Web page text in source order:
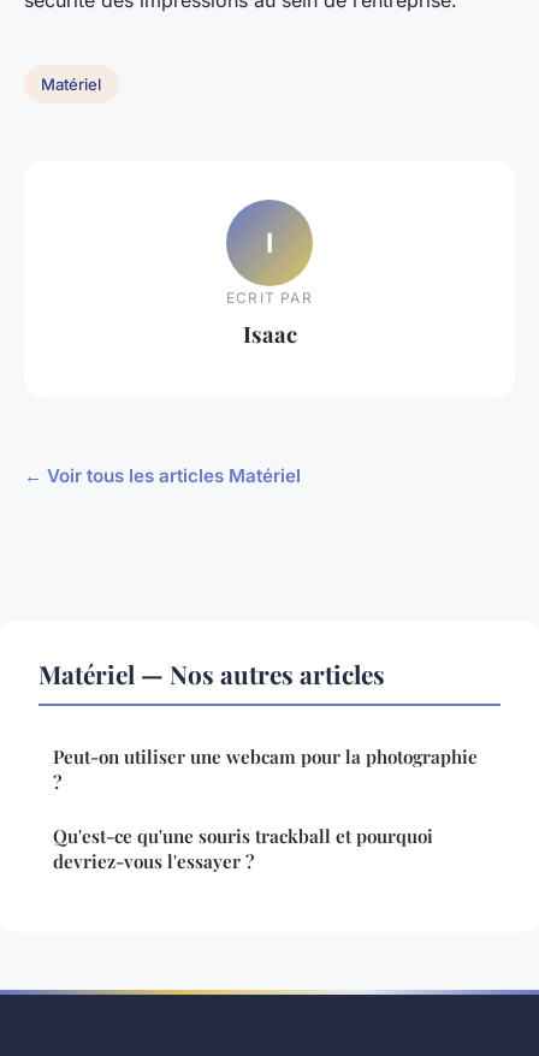
Matériel
I
ECRIT PAR
Isaac
← Voir tous les articles Matériel
Matériel — Nos autres articles
Peut-on utiliser une webcam pour la photographie
?
Qu'est-ce qu'une souris trackball et pourquoi
devriez-vous l'essayer ?